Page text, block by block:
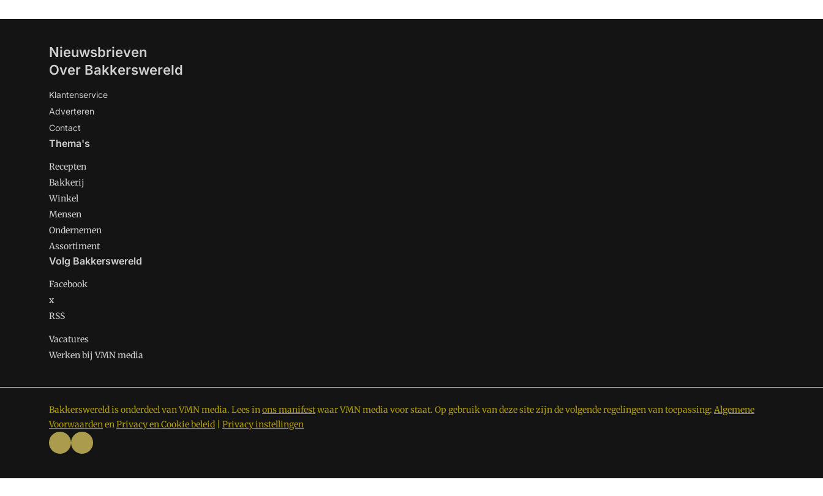
Nieuwsbrieven
Over Bakkerswereld
Klantenservice
Adverteren
Contact
Thema's
Recepten
Bakkerij
Winkel
Mensen
Ondernemen
Assortiment
Volg Bakkerswereld
Facebook
x
RSS
Vacatures
Werken bij VMN media
Bakkerswereld is onderdeel van VMN media. Lees inons manifestwaar VMN media voor staat. Op gebruik van deze site zijn de volgende regelingen van toepassing: Algemene
VoorwaardenenPrivacy en Cookie beleid Privacy instellingen